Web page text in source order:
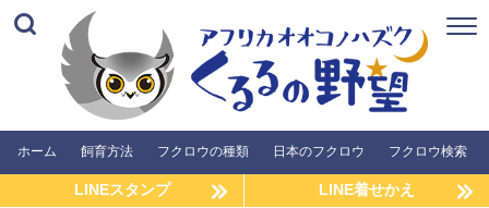
ホーム 飼育方法 フクロウの種類 日本のフクロウ フクロウ検索
LINEスタンプ LINE着せかえ